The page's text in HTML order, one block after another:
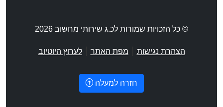
© כל הזכויות שמורות לכ.ג שירותי מחשוב 2026
הצהרת נגישות מפת האתר |לערוץ היוטיוב
חזרה למעלה